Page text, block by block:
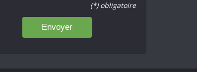
(*) obligatoire